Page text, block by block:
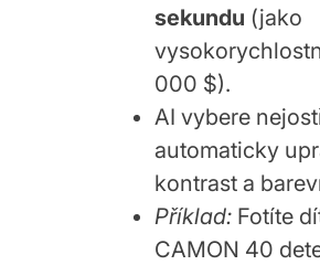
sekundu (jako
000 $).
AI vybere
automaticky
kontrast a
Příklad: Fotíte
CAMON 40